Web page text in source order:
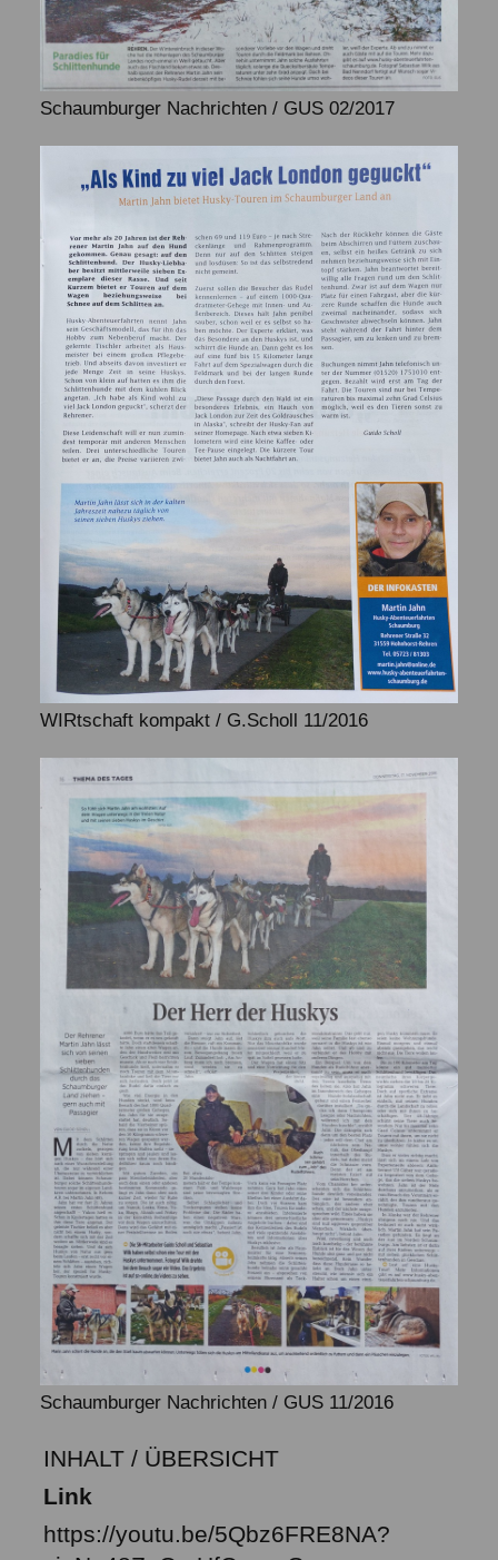
Schaumburger Nachrichten / GUS 02/2017
WIRtschaft kompakt / G.Scholl 11/2016
Schaumburger Nachrichten / GUS 11/2016
INHALT / ÜBERSICHT
Link
https://youtu.be/5Qbz6FRE8NA?